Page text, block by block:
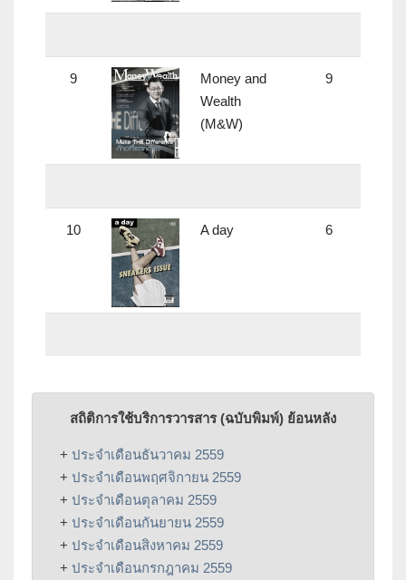
9
Money and
Wealth
(M&W)
9
10 A day 6
สถิติการใช้บริการวารสาร (ฉบับพิมพ์) ย้อนหลัง
+ ประจำเดือนธันวาคม 2559
+ ประจำเดือนพฤศจิกายน 2559
+ ประจำเดือนตุลาคม 2559
+ ประจำเดือนกันยายน 2559
+ ประจำเดือนสิงหาคม 2559
+ ประจำเดือนกรกฎาคม 2559